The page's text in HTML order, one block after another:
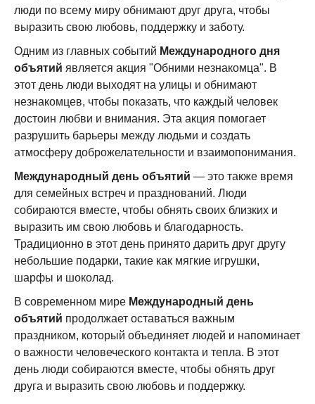
люди по всему миру обнимают друг друга, чтобы
выразить свою любовь, поддержку и заботу.
Одним из главных событий Международного дня
объятий является акция "Обними незнакомца". В
этот день люди выходят на улицы и обнимают
незнакомцев, чтобы показать, что каждый человек
достоин любви и внимания. Эта акция помогает
разрушить барьеры между людьми и создать
атмосферу доброжелательности и взаимопонимания.
Международный день объятий — это также время
для семейных встреч и празднований. Люди
собираются вместе, чтобы обнять своих близких и
выразить им свою любовь и благодарность.
Традиционно в этот день принято дарить друг другу
небольшие подарки, такие как мягкие игрушки,
шарфы и шоколад.
В современном мире Международный день
объятий продолжает оставаться важным
праздником, который объединяет людей и напоминает
о важности человеческого контакта и тепла. В этот
день люди собираются вместе, чтобы обнять друг
друга и выразить свою любовь и поддержку.